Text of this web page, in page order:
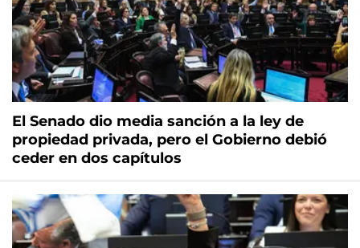
El Senado dio media sanción a la ley de
propiedad privada, pero el Gobierno debió
ceder en dos capítulos